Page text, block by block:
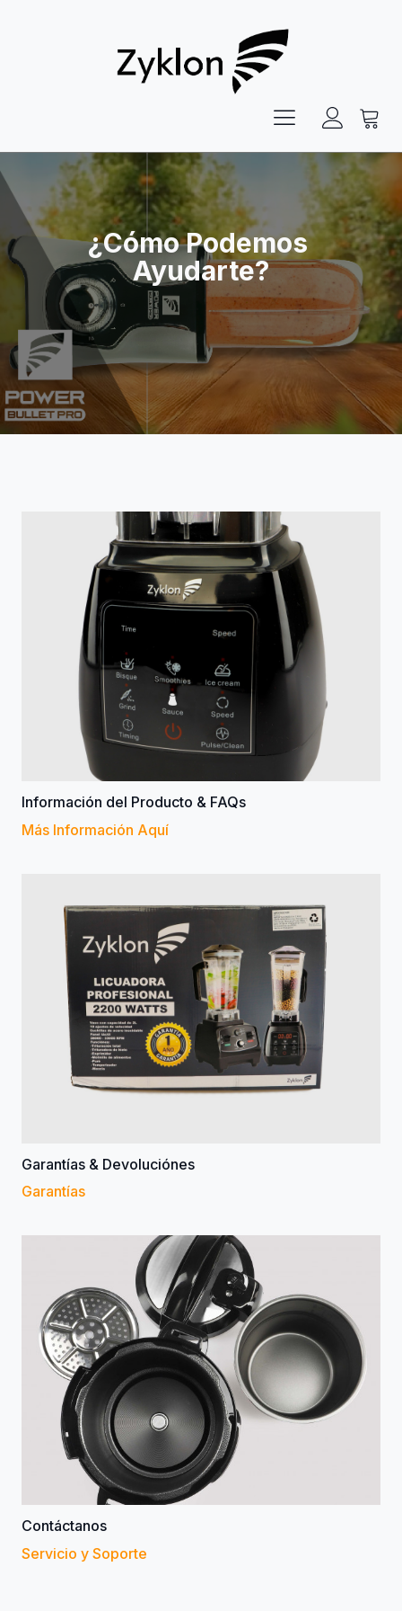
¿Cómo Podemos
Ayudarte?
Información del Producto & FAQs
Más Información Aquí
Garantías & Devoluciónes
Garantías
Contáctanos
Servicio y Soporte